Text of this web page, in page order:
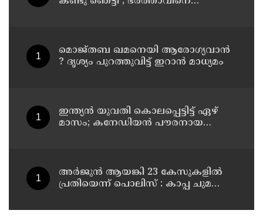
യുവതിയും സുഹൃത്തും ഒളിവില്‍
മൊജ്തബ ഖമനെയി ആരോഗ്യവാന്‍
? ദൃശ്യം പുറത്തുവിട്ട് ഇറാന്‍ മാധ്യമം
ഇന്ത്യന്‍ യുവതി കൊലപ്പെട്ടിട്ട് ഏഴ്
മാസം; കനേഡിയന്‍ പൗരനായ
അര്‍ജുന്‍ ആയങ്കി 23 കേസുകളില്‍
പ്രതിയെന്ന് പൊലിസ് : കാപ്പ ചുമത്തി